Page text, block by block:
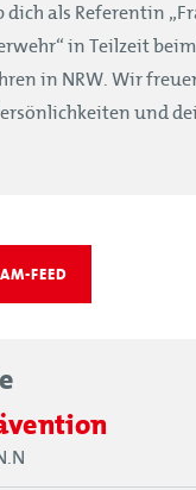
dich als Referentin
in Teilzeit
in NRW. Wir
und
FEED